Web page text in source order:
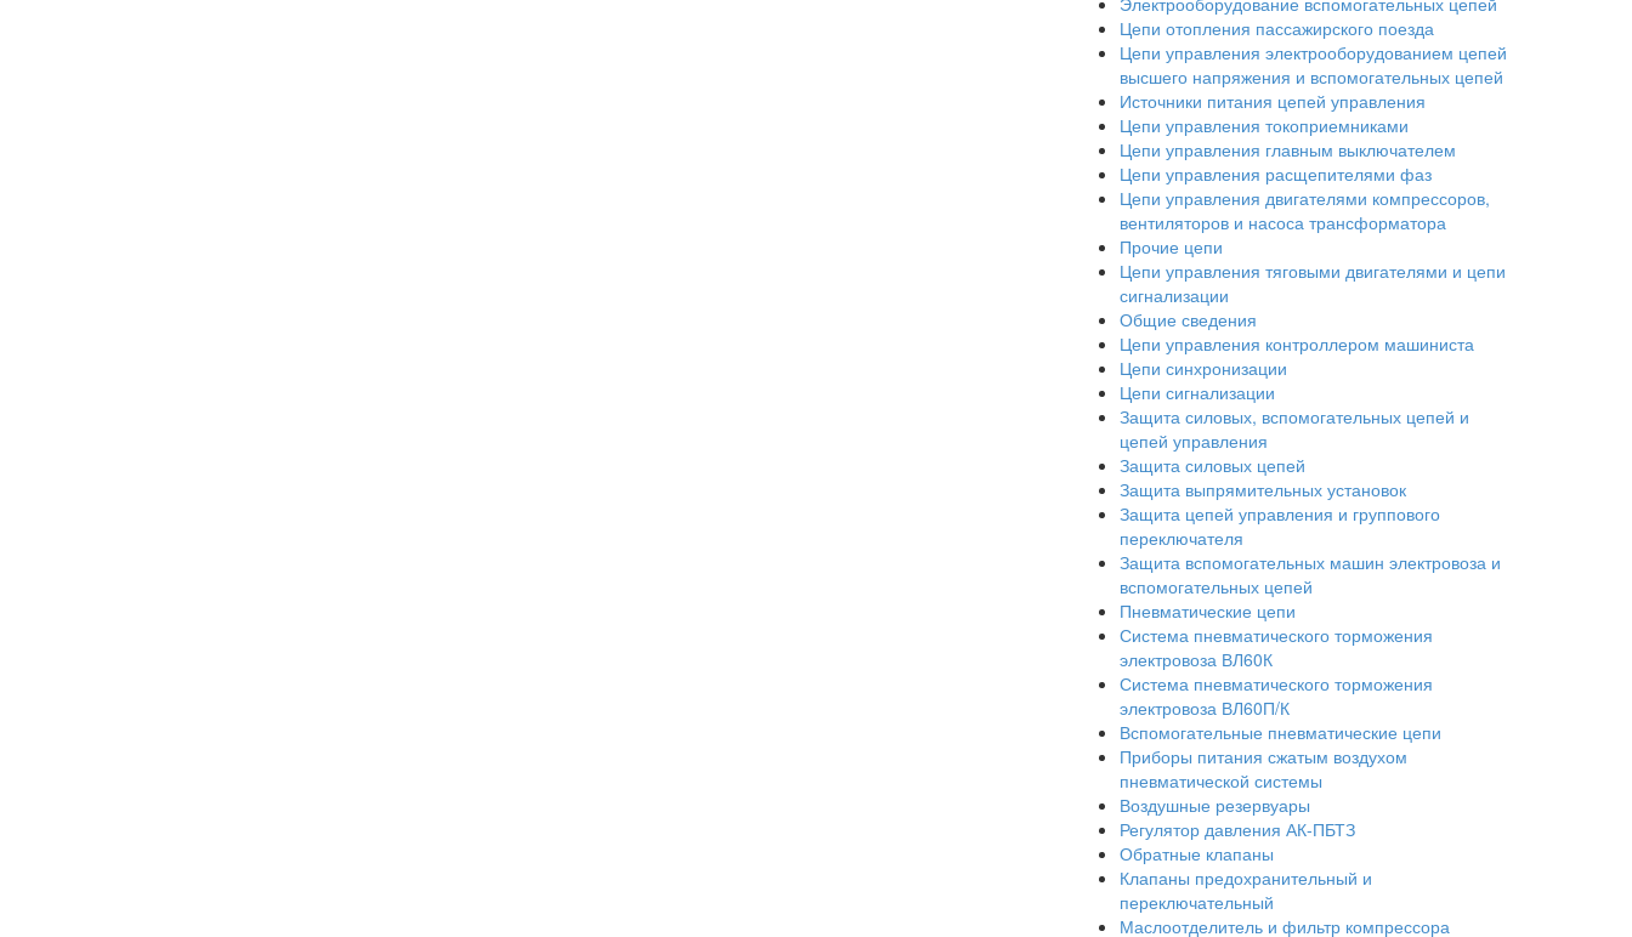
Цепи отопления пассажирского поезда
Цепи управления электрооборудованием цепей
высшего напряжения и вспомогательных цепей
Источники питания цепей управления
Цепи управления токоприемниками
Цепи управления главным выключателем
Цепи управления расщепителями фаз
Цепи управления двигателями компрессоров,
вентиляторов и насоса трансформатора
Прочие цепи
Цепи управления тяговыми двигателями и цепи
сигнализации
Общие сведения
Цепи управления контроллером машиниста
Цепи синхронизации
Цепи сигнализации
Защита силовых, вспомогательных цепей и
цепей управления
Защита силовых цепей
Защита выпрямительных установок
Защита цепей управления и группового
переключателя
Защита вспомогательных машин электровоза и
вспомогательных цепей
Пневматические цепи
Система пневматического торможения
электровоза ВЛ60К
Система пневматического торможения
электровоза ВЛ60П/К
Вспомогательные пневматические цепи
Приборы питания сжатым воздухом
пневматической системы
Воздушные резервуары
Регулятор давления АК-ПБТЗ
Обратные клапаны
Клапаны предохранительный и
переключательный
Маслоотделитель и фильтр компрессора